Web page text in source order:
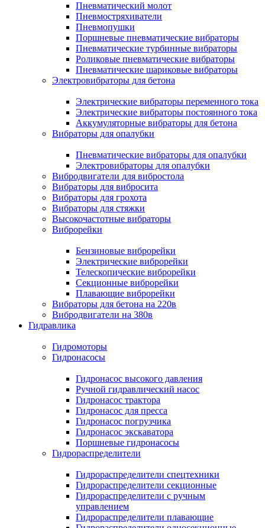
Пневматический молот
Пневмостряхиватели
Пневмопушки
Поршневые пневматические вибраторы
Пневматические турбинные вибраторы
Роликовые пневматические вибраторы
Пневматические шариковые вибраторы
Электровибраторы для бетона
Электрические вибраторы переменного тока
Электрические вибраторы постоянного тока
Аккумуляторные вибраторы для бетона
Вибраторы для опалубки
Пневматические вибраторы для опалубки
Электровибраторы для опалубки
Вибродвигатели для вибростола
Вибраторы для вибросита
Вибраторы для грохота
Вибраторы для стяжки
Высокочастотные вибраторы
Виброрейки
Бензиновые виброрейки
Электрические виброрейки
Телескопические виброрейки
Секционные виброрейки
Плавающие виброрейки
Вибраторы для бетона на 220в
Вибродвигатели на 380в
Гидравлика
Гидромоторы
Гидронасосы
Гидронасос высокого давления
Ручной гидравлический насос
Гидронасос трактора
Гидронасос для пресса
Гидронасос погрузчика
Гидронасос экскаватора
Поршневые гидронасосы
Гидрораспределители
Гидрораспределители спецтехники
Гидрораспределители секционные
Гидрораспределители с ручным
управлением
Гидрораспределители плавающие